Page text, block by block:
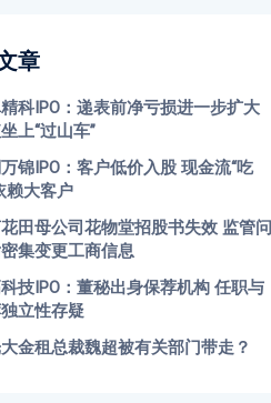
章
科IPO：递表前净亏损进一步扩大
上“过山车”
锦IPO：客户低价入股 现金流“吃
赖大客户
田母公司花物堂招股书失效 监管问
集变更工商信息
技IPO：董秘出身保荐机构 任职与
立性存疑
金租总裁魏超被有关部门带走？